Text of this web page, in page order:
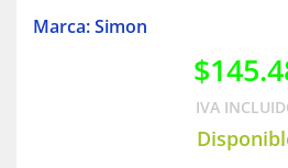
Marca: Simon
$
IVA